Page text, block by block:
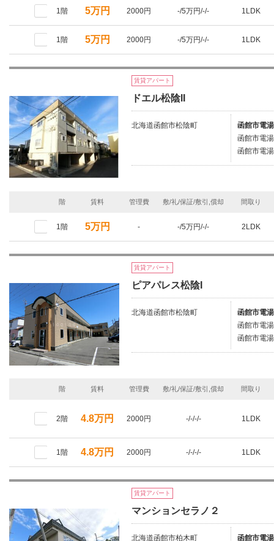
1階 5万円 2000円 -/5万円/-/- 1LDK
1階 5万円 2000円 -/5万円/-/- 1LDK
賃貸アパート
ドエル松陰II
北海道函館市松陰町
函館市電
函館市電
函館市電
階 賃料 管理費 敷/礼/保証/敷引,償却 間取り
1階 5万円 - -/5万円/-/- 2LDK
賃貸アパート
ピアパレス松陰I
北海道函館市松陰町
函館市電
函館市電
函館市電
階 賃料 管理費 敷/礼/保証/敷引,償却 間取り
2階 4.8万円 2000円 -/-/-/- 1LDK
1階 4.8万円 2000円 -/-/-/- 1LDK
賃貸アパート
マンションセラノ２
北海道函館市柏木町 函館市電